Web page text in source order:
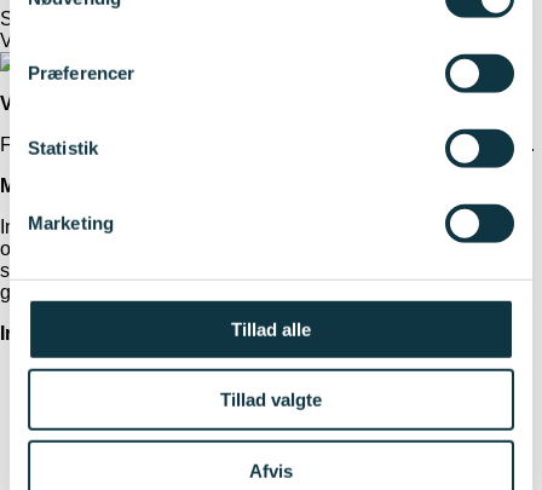
Præferencer
Statistik
Marketing
Tillad alle
Tillad valgte
Afvis
Strategi
Vision, mission og investeringsprincipper
Vision
Forløser Danmarks vigtigste videns- og innovationspotentialer.
Mission
Investerer risikovilligt i forskning og videns-baseret innovation
og iværksætteri, der accelererer bæredygtige løsninger på
samfundsudfordringer og styrker danske virksomheders
globale vækstmuligheder.
Investeringsprincipper
Tager den tidlige risiko, hvor markedet endnu ikke tør.
Bygger bro mellem forskning, virksomheder og
Investerer i projekter med innovationshøjde og med klart
fokus på outcome og bæredygtighed.